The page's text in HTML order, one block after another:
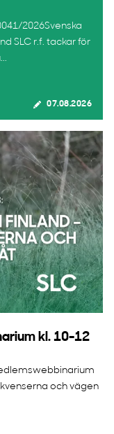
2026Svenska
SLC r.f. tackar för
07.08.2026
kl. 10-12
och vägen